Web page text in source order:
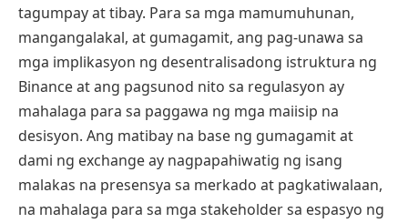
tagumpay at tibay. Para sa mga mamumuhunan,
mangangalakal, at gumagamit, ang pag-unawa sa
mga implikasyon ng desentralisadong istruktura ng
Binance at ang pagsunod nito sa regulasyon ay
mahalaga para sa paggawa ng mga maiisip na
desisyon. Ang matibay na base ng gumagamit at
dami ng exchange ay nagpapahiwatig ng isang
malakas na presensya sa merkado at pagkatiwalaan,
na mahalaga para sa mga stakeholder sa espasyo ng